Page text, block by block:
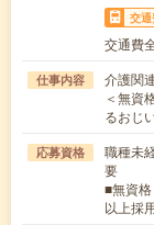
交
交通費
仕事内容
介護関
＜無資
るおじ
応募資格
職種未
要
■無資
以上採